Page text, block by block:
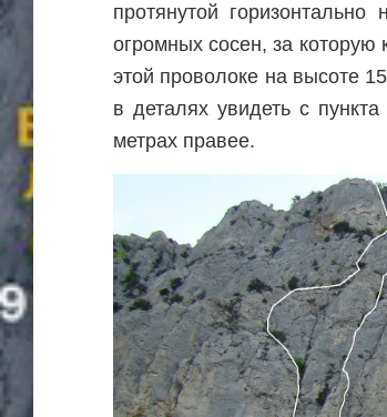
протянутой
огромных сосен, за которую
этой проволоке на высоте
в деталях увидеть с
метрах правее.